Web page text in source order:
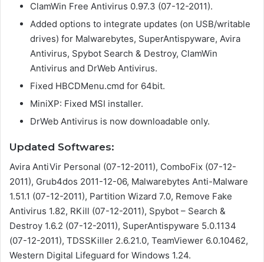
ClamWin Free Antivirus 0.97.3 (07-12-2011).
Added options to integrate updates (on USB/writable
drives) for Malwarebytes, SuperAntispyware, Avira
Antivirus, Spybot Search & Destroy, ClamWin
Antivirus and DrWeb Antivirus.
Fixed HBCDMenu.cmd for 64bit.
MiniXP: Fixed MSI installer.
DrWeb Antivirus is now downloadable only.
Updated Softwares:
Avira AntiVir Personal (07-12-2011), ComboFix (07-12-
2011), Grub4dos 2011-12-06, Malwarebytes Anti-Malware
1.51.1 (07-12-2011), Partition Wizard 7.0, Remove Fake
Antivirus 1.82, RKill (07-12-2011), Spybot – Search &
Destroy 1.6.2 (07-12-2011), SuperAntispyware 5.0.1134
(07-12-2011), TDSSKiller 2.6.21.0, TeamViewer 6.0.10462,
Western Digital Lifeguard for Windows 1.24.